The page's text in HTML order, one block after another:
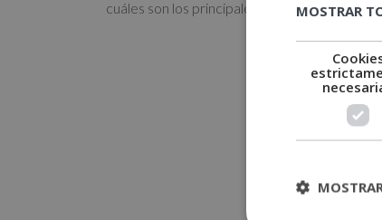
cuáles son los principales tipos de...MOSTRAR